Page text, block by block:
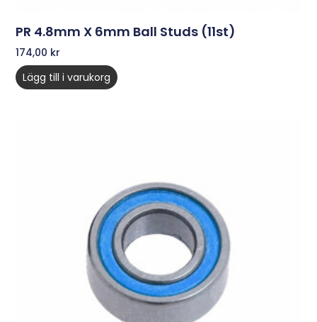
PR 4.8mm X 6mm Ball Studs (11st)
174,00 kr
Lägg till i varukorg